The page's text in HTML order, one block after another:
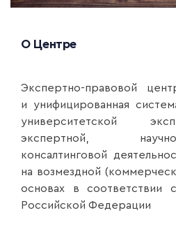
О Центре
Экспертно-правовой
и унифицированная
университетской
экспертной, научно-
консалтинговой
на возмездной
основах в соответствии
Российской Федерации